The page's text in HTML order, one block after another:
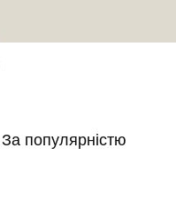
За популярністю